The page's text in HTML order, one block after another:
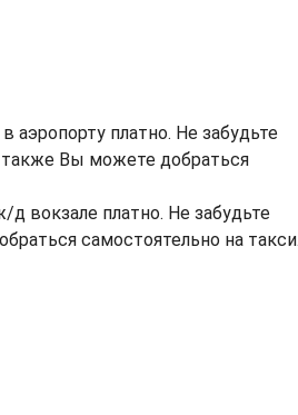
аэропорту платно. Не забудьте
также Вы можете добраться
вокзале платно. Не забудьте
самостоятельно на такси.